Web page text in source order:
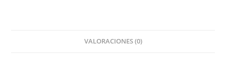
VALORACIONES (0)